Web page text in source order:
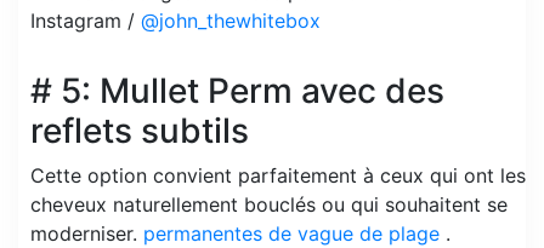
Instagram / @john_thewhitebox
# 5: Mullet Perm avec des
reflets subtils
Cette option convient parfaitement à ceux qui ont les
cheveux naturellement bouclés ou qui souhaitent se
moderniser. permanentes de vague de plage .